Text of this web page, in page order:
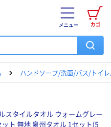
カゴ
メニュー
ハンドソープ/洗面/バス/トイ
スタイルタオル ウォームグレー
ト 無地 泉州タオル 1セット(5